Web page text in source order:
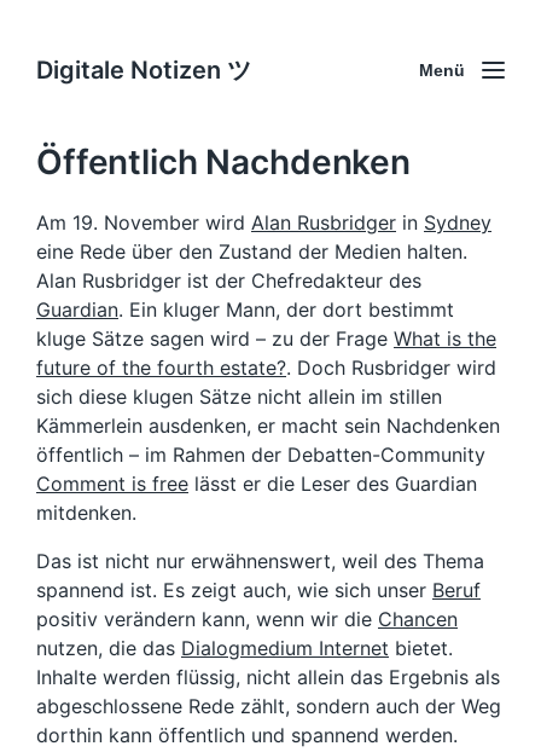
Digitale Notizen ツ Menü
Öffentlich Nachdenken
Am 19. November wird Alan Rusbridger in Sydney
eine Rede über den Zustand der Medien halten.
Alan Rusbridger ist der Chefredakteur des
Guardian. Ein kluger Mann, der dort bestimmt
kluge Sätze sagen wird – zu der Frage What is the
future of the fourth estate?. Doch Rusbridger wird
sich diese klugen Sätze nicht allein im stillen
Kämmerlein ausdenken, er macht sein Nachdenken
öffentlich – im Rahmen der Debatten-Community
Comment is free lässt er die Leser des Guardian
mitdenken.
Das ist nicht nur erwähnenswert, weil des Thema
spannend ist. Es zeigt auch, wie sich unser Beruf
positiv verändern kann, wenn wir die Chancen
nutzen, die das Dialogmedium Internet bietet.
Inhalte werden flüssig, nicht allein das Ergebnis als
abgeschlossene Rede zählt, sondern auch der Weg
dorthin kann öffentlich und spannend werden.